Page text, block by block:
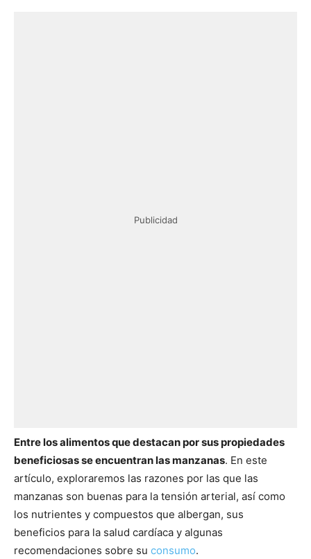
Publicidad
Entre los alimentos que destacan por sus propiedades
beneficiosas se encuentran las manzanas. En este
artículo, exploraremos las razones por las que las
manzanas son buenas para la tensión arterial, así como
los nutrientes y compuestos que albergan, sus
beneficios para la salud cardíaca y algunas
recomendaciones sobre su consumo.